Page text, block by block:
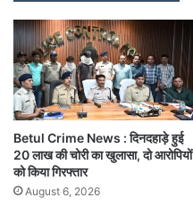
Betul Crime News : दिनदहाड़े हुई
20 लाख की चोरी का खुलासा, दो आरोपियों
को किया गिरफ्तार
August 6, 2026